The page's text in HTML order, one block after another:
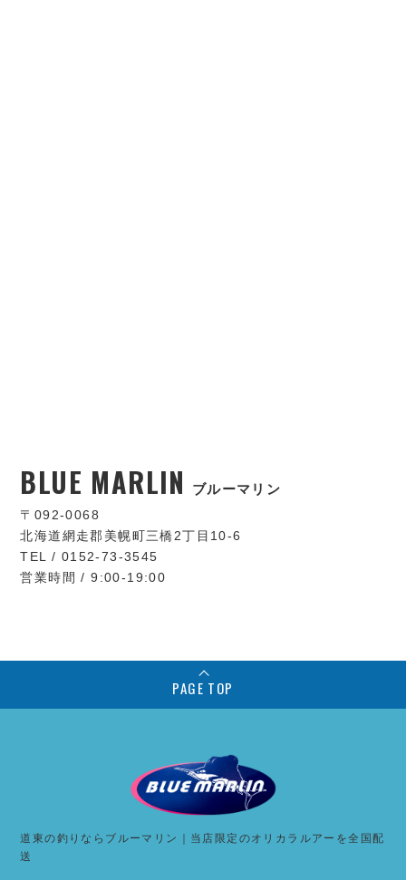
BLUE MARLIN ブルーマリン
〒092-0068
北海道網走郡美幌町三橋2丁目10-6
TEL / 0152-73-3545
営業時間 / 9:00-19:00
PAGE TOP
道東の釣りならブルーマリン｜当店限定のオリカラルアーを全国配
送